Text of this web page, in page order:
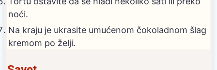
noći.
Na kraju je ukrasite umućenom čokoladnom šlag
kremom po želji.